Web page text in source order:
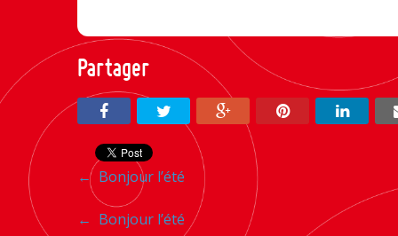
Partager
Navigation
entre
←Bonjour l’été
Navigation
← Bonjour l’été